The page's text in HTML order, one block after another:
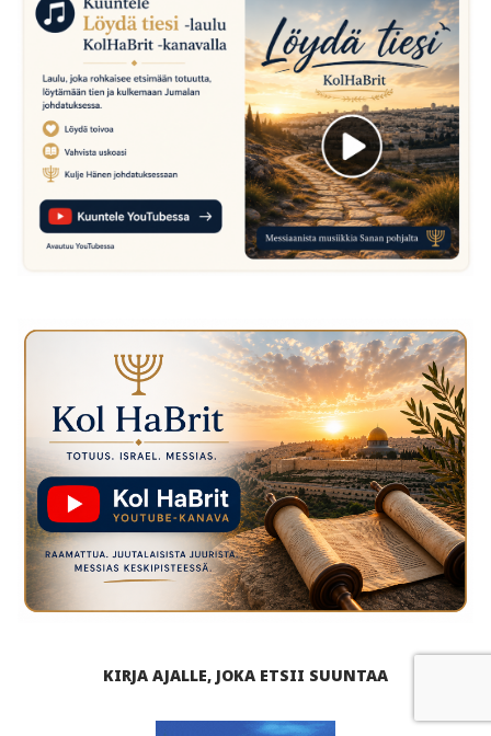
KIRJA AJALLE, JOKA ETSII SUUNTAA